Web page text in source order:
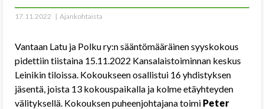
17.11.2022 Ajankohtaista
Vantaan Latu ja Polku ry:n sääntömääräinen syyskokous
pidettiin tiistaina 15.11.2022 Kansalaistoiminnan keskus
Leinikin tiloissa. Kokoukseen osallistui 16 yhdistyksen
jäsentä, joista 13 kokouspaikalla ja kolme etäyhteyden
välityksellä. Kokouksen puheenjohtajana toimi Peter